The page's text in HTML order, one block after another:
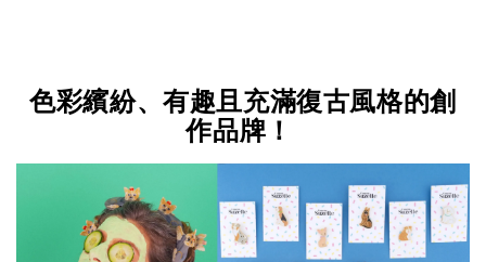
色彩繽紛、有趣且充滿復古風格的創
作品牌！